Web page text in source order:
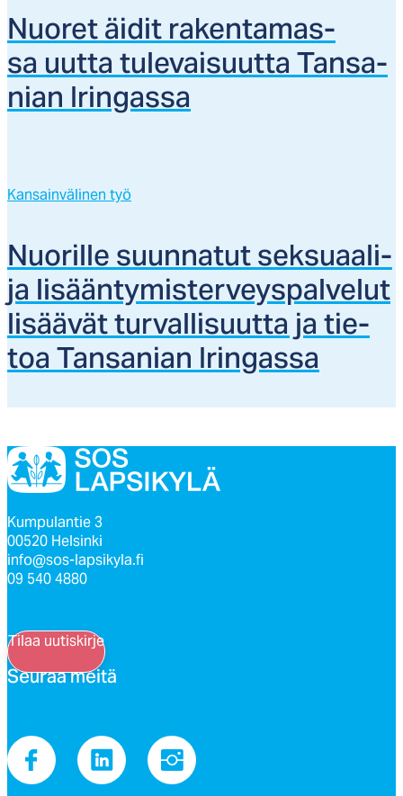
Nuo­ret äi­dit ra­ken­ta­mas­
sa uut­ta tu­le­vai­suut­ta Tan­sa­
nian Irin­gas­sa
Kansainvälinen työ
Nuo­ril­le suun­na­tut sek­suaa­li-
ja li­sään­ty­mis­ter­veys­pal­ve­lut
li­sää­vät tur­val­li­suut­ta ja tie­
toa Tan­sa­nian Irin­gas­sa
Kumpulantie 3
00520 Helsinki
info@sos-lapsikyla.fi
09 540 4880
Tilaa uutiskirje
Seu­raa mei­tä